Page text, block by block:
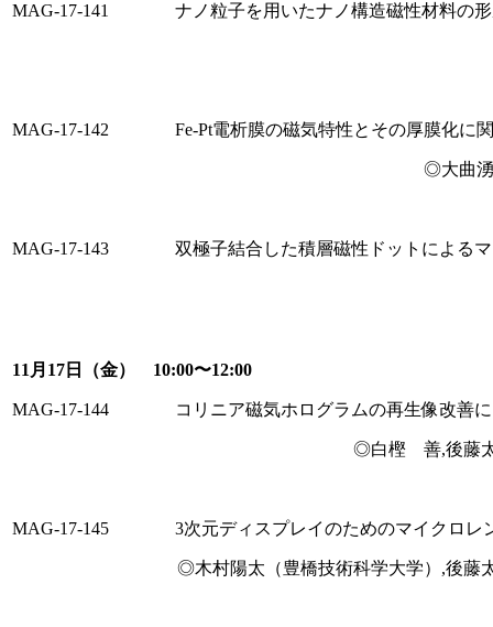
MAG-17-141 ナノ粒子を用いたナノ構造磁性材料の
MAG-17-142 Fe-Pt電析膜の磁気特性とその厚膜化に
◎大曲湧
MAG-17-143 双極子結合した積層磁性ドットによる
11月17日（金） 10:00〜12:00
MAG-17-144 コリニア磁気ホログラムの再生像改善
◎白樫 善,後藤太
MAG-17-145 3次元ディスプレイのためのマイクロ
◎木村陽太（豊橋技術科学大学）,後藤